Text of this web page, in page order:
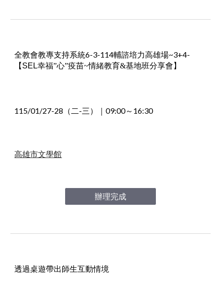
全教會教專支持系統6-3-114輔諮培力高雄場~3+4-
【 SEL幸福”心”疫苗~情緒教育&基地班分享會】
115/01/27-28 （二-三）｜09:00～16:30
高雄市文學館
辦理完成
透過桌遊帶出師生互動情境